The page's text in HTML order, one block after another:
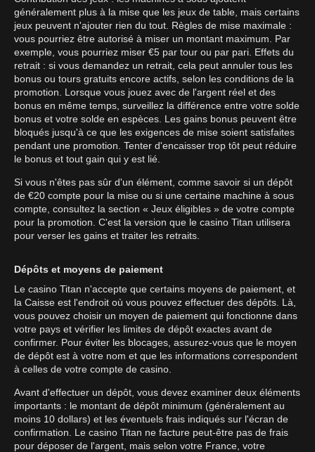
généralement plus à la mise que les jeux de table, mais certains
jeux peuvent n'ajouter rien du tout. Règles de mise maximale :
vous pourriez être autorisé à miser un montant maximum. Par
exemple, vous pourriez miser €5 par tour ou par pari. Effets du
retrait : si vous demandez un retrait, cela peut annuler tous les
bonus ou tours gratuits encore actifs, selon les conditions de la
promotion. Lorsque vous jouez avec de l'argent réel et des
bonus en même temps, surveillez la différence entre votre solde
bonus et votre solde en espèces. Les gains bonus peuvent être
bloqués jusqu'à ce que les exigences de mise soient satisfaites
pendant une promotion. Tenter d'encaisser trop tôt peut réduire
le bonus et tout gain qui y est lié.
Si vous n'êtes pas sûr d'un élément, comme savoir si un dépôt
de €20 compte pour la mise ou si une certaine machine à sous
compte, consultez la section « Jeux éligibles » de votre compte
pour la promotion. C'est la version que le casino Titan utilisera
pour verser les gains et traiter les retraits.
Dépôts et moyens de paiement
Le casino Titan n'accepte que certains moyens de paiement, et
la Caisse est l'endroit où vous pouvez effectuer des dépôts. Là,
vous pouvez choisir un moyen de paiement qui fonctionne dans
votre pays et vérifier les limites de dépôt exactes avant de
confirmer. Pour éviter les blocages, assurez-vous que le moyen
de dépôt est à votre nom et que les informations correspondent
à celles de votre compte de casino.
Avant d'effectuer un dépôt, vous devez examiner deux éléments
importants : le montant de dépôt minimum (généralement au
moins 10 dollars) et les éventuels frais indiqués sur l'écran de
confirmation. Le casino Titan ne facture peut-être pas de frais
pour déposer de l'argent, mais selon votre France, votre